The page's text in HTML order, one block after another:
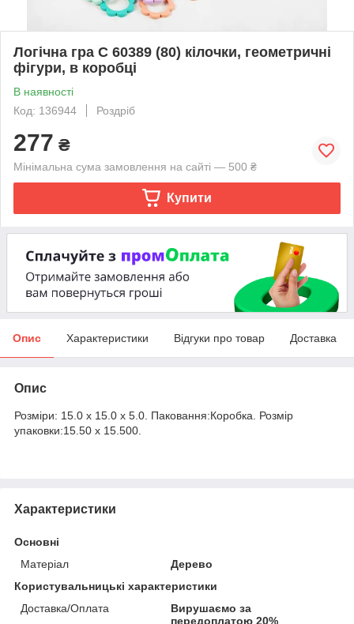
Логічна гра C 60389 (80) кілочки, геометричні
фігури, в коробці
В наявності
Код: 136944
Роздріб
277 ₴
Мінімальна сума замовлення на сайті — 500 ₴
Купити
Опис Характеристики Відгуки про товар Доставка
Опис
Розміри: 15.0 x 15.0 x 5.0. Паковання:Коробка. Розмір
упаковки:15.50 x 15.500.
Характеристики
Основні
Матеріал
Дерево
Користувальницькі характеристики
Доставка/Оплата
Вирушаємо за
передоплатою 20%